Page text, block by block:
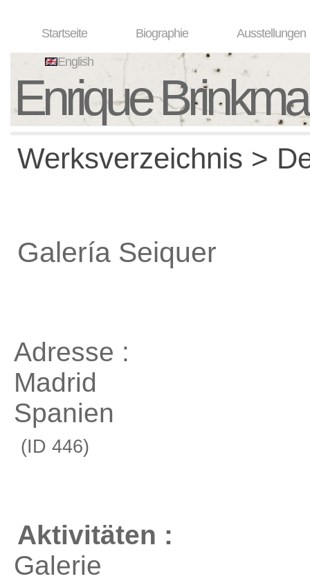
Startseite Biographie Ausstellungen
English
Enrique
Werksverzeichnis >
Galería Seiquer
Adresse :
Madrid
Spanien
(ID 446)
Aktivitäten :
Galerie